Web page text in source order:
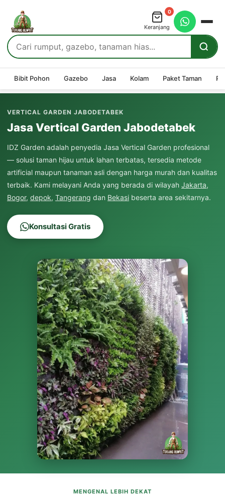
0
Keranjang
Bibit Pohon Gazebo Jasa Kolam Paket Taman
VERTICAL GARDEN JABODETABEK
Jasa Vertical Garden Jabodetabek
IDZ Garden adalah penyedia Jasa Vertical Garden profesional
— solusi taman hijau untuk lahan terbatas, tersedia metode
artificial maupun tanaman asli dengan harga murah dan kualitas
terbaik. Kami melayani Anda yang berada di wilayah Jakarta,
Bogor, depok, Tangerang dan Bekasi beserta area sekitarnya.
Konsultasi Gratis
MENGENAL LEBIH DEKAT